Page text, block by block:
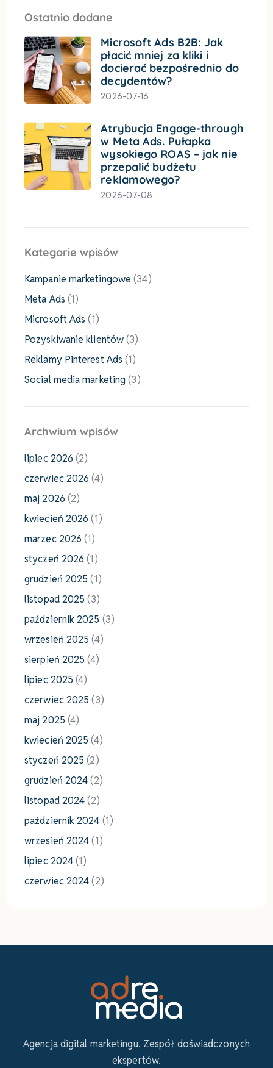
Ostatnio dodane
Microsoft Ads B2B: Jak
płacić mniej za kliki i
docierać bezpośrednio do
decydentów?
2026-07-16
Atrybucja Engage-through
w Meta Ads. Pułapka
wysokiego ROAS – jak nie
przepalić budżetu
reklamowego?
2026-07-08
Kategorie wpisów
Kampanie marketingowe (34)
Meta Ads (1)
Microsoft Ads (1)
Pozyskiwanie klientów(3)
Reklamy Pinterest Ads (1)
Social media marketing (3)
Archwium wpisów
lipiec 2026 (2)
czerwiec 2026 (4)
maj 2026 (2)
kwiecień 2026 (1)
marzec 2026 (1)
styczeń 2026 (1)
grudzień 2025 (1)
listopad 2025 (3)
październik 2025 (3)
wrzesień 2025 (4)
sierpień 2025 (4)
lipiec 2025 (4)
czerwiec 2025 (3)
maj 2025 (4)
kwiecień 2025 (4)
styczeń 2025 (2)
grudzień 2024(2)
listopad 2024(2)
październik 2024 (1)
wrzesień 2024(1)
lipiec 2024(1)
czerwiec 2024(2)
Agencja digital marketingu. Zespół doświadczonych
ekspertów.